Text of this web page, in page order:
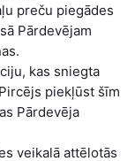
preču piegādes
Pārdevējam
kas sniegta
piekļūst šīm
Pārdevēja
veikalā attēlotās